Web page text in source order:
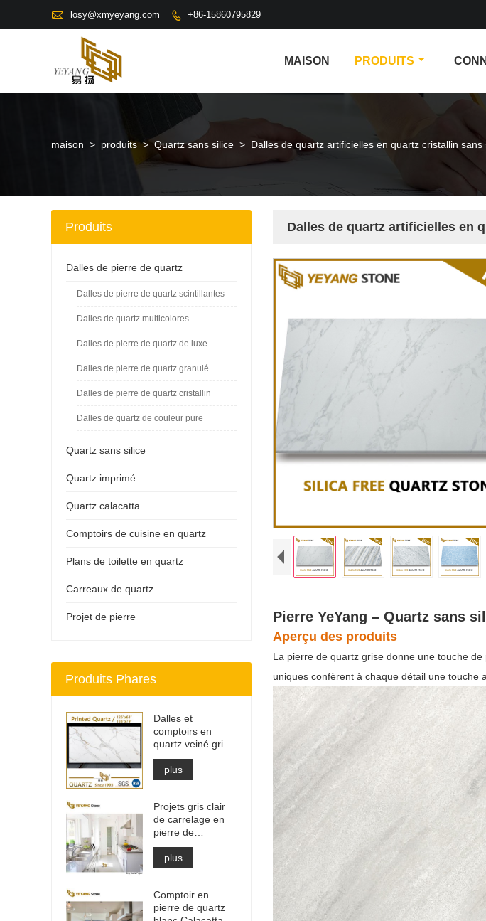
 losy@xmyeyang.com  +86-15860795829
MAISON PRODUITS
maison > produits > Quartz sans silice > Dalles de quartz artificielles en quartz cristallin
Dalles de quartz artificielles en
Pierre YeYang – Quartz sans
Aperçu des produits
La pierre de quartz grise donne une touche
uniques confèrent à chaque détail une touche
Produits
Dalles de pierre de quartz
Dalles de pierre de quartz scintillantes
Dalles de quartz multicolores
Dalles de pierre de quartz de luxe
Dalles de pierre de quartz granulé
Dalles de pierre de quartz cristallin
Dalles de quartz de couleur pure
Quartz sans silice
Quartz imprimé
Quartz calacatta
Comptoirs de cuisine en quartz
Plans de toilette en quartz
Carreaux de quartz
Projet de pierre
Produits Phares
Dalles et
comptoirs en
quartz veiné gris
imprimé | Quartz
imprimé sur toute
la masse PQ005
plus
Projets gris clair
de carrelage en
pierre de
matériaux de
construction de
haute qualité
plus
Comptoir en
pierre de quartz